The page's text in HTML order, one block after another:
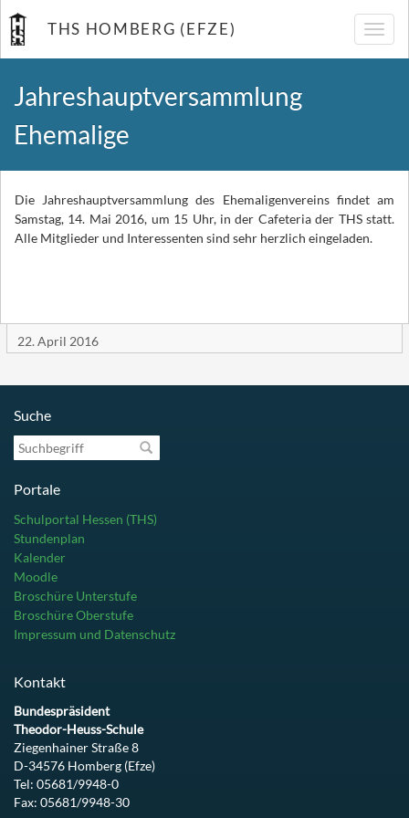
THS HOMBERG (EFZE)
Jahreshauptversammlung
Ehemalige
Die Jahreshauptversammlung des Ehemaligenvereins findet am
Samstag, 14. Mai 2016, um 15 Uhr, in der Cafeteria der THS statt.
Alle Mitglieder und Interessenten sind sehr herzlich eingeladen.
22. April 2016
Suche
Suchbegriff
Portale
Schulportal Hessen (THS)
Stundenplan
Kalender
Moodle
Broschüre Unterstufe
Broschüre Oberstufe
Impressum und Datenschutz
Kontakt
Bundespräsident
Theodor-Heuss-Schule
Ziegenhainer Straße 8
D-34576 Homberg (Efze)
Tel: 05681/9948-0
Fax: 05681/9948-30